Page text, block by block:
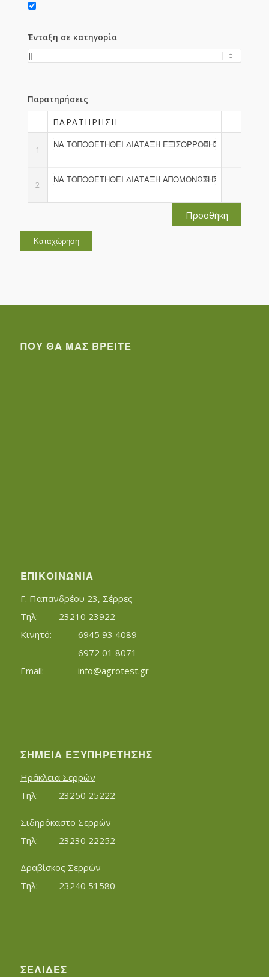
Ένταξη σε κατηγορία
Παρατηρήσεις
ΠΑΡΑΤΉΡΗΣΗ
1
2
Προσθήκη
ΠΟΥ ΘΑ ΜΑΣ ΒΡΕΊΤΕ
ΕΠΙΚΟΙΝΩΝΊΑ
Γ. Παπανδρέου 23, Σέρρες
Τηλ:		23210 23922
Κινητό:		6945 93 4089
			6972 01 8071
info@agrotest.gr
ΣΗΜΕΊΑ ΕΞΥΠΗΡΈΤΗΣΗΣ
Ηράκλεια Σερρών
Τηλ:		23250 25222
Σιδηρόκαστο Σερρών
Τηλ:		23230 22252
Δραβίσκος Σερρών
Τηλ:		23240 51580
ΣΕΛΊΔΕΣ